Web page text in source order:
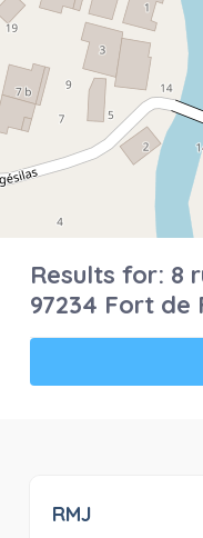
Results for: 8
97234 Fort de
RMJ